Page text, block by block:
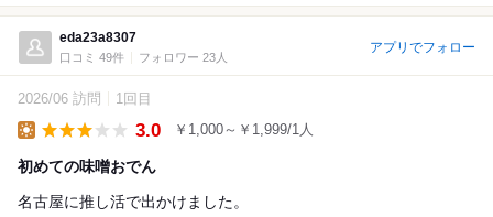
eda23a8307
口コミ 49件 フォロワー 23人
アプリでフォロー
2026/06 訪問 1回目
3.0 ￥1,000～￥1,999/1人
初めての味噌おでん
名古屋に推し活で出かけました。